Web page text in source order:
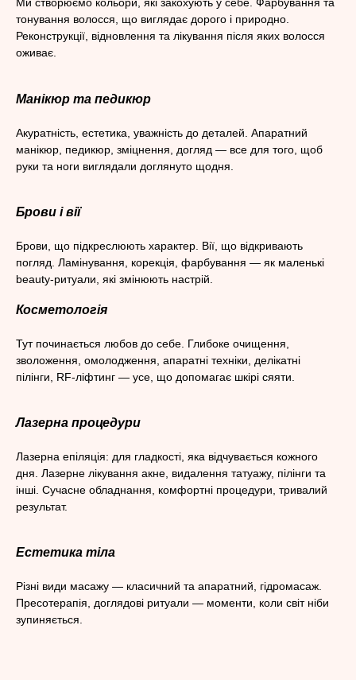
Ми створюємо кольори, які закохують у себе. Фарбування та
тонування волосся, що виглядає дорого і природно.
Реконструкції, відновлення та лікування після яких волосся
оживає.
Манікюр та педикюр
Акуратність, естетика, уважність до деталей. Апаратний
манікюр, педикюр, зміцнення, догляд — все для того, щоб
руки та ноги виглядали доглянуто щодня.
Брови і вії
Брови, що підкреслюють характер. Вії, що відкривають
погляд. Ламінування, корекція, фарбування — як маленькі
beauty-ритуали, які змінюють настрій.
Косметологія
Тут починається любов до себе. Глибоке очищення,
зволоження, омолодження, апаратні техніки, делікатні
пілінги, RF-ліфтинг — усе, що допомагає шкірі сяяти.
Лазерна процедури
Лазерна епіляція: для гладкості, яка відчувається кожного
дня. Лазерне лікування акне, видалення татуажу, пілінги та
інші. Сучасне обладнання, комфортні процедури, тривалий
результат.
Естетика тіла
Різні види масажу — класичний та апаратний, гідромасаж.
Пресотерапія, доглядові ритуали — моменти, коли світ ніби
зупиняється.